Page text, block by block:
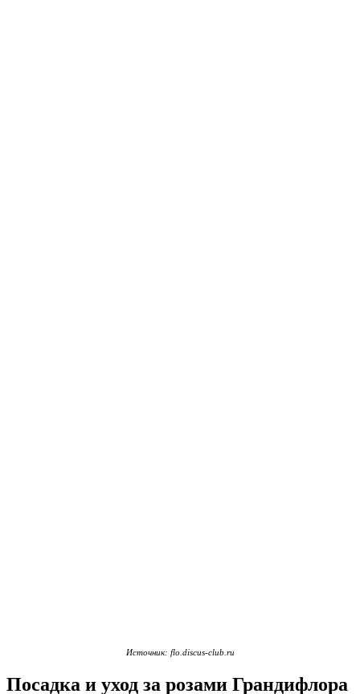
Источник: flo.discus-club.ru
Посадка и уход за розами Грандифлора